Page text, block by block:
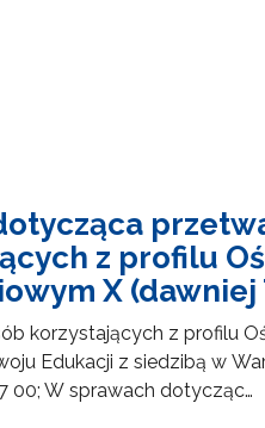
z profilu
X
korzystających z profilu
Edukacji z siedzibą w
00; W sprawach dotycząc…